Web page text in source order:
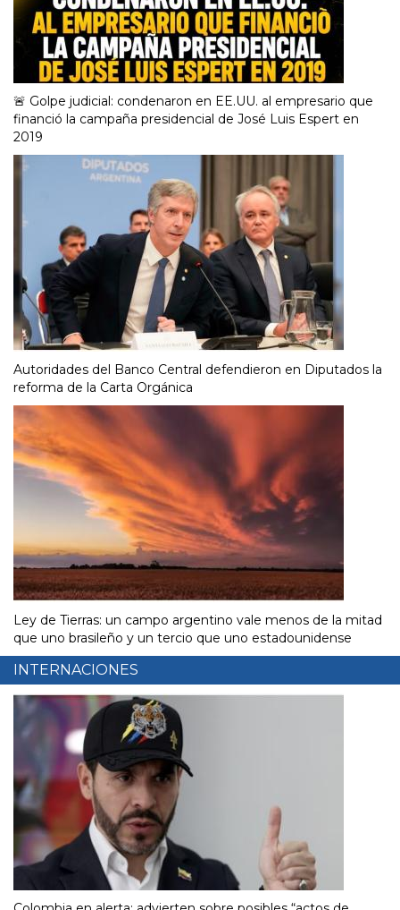
🚨 Golpe judicial: condenaron en EE.UU. al empresario que
financió la campaña presidencial de José Luis Espert en
2019
Autoridades del Banco Central defendieron en Diputados la
reforma de la Carta Orgánica
Ley de Tierras: un campo argentino vale menos de la mitad
que uno brasileño y un tercio que uno estadounidense
INTERNACIONES